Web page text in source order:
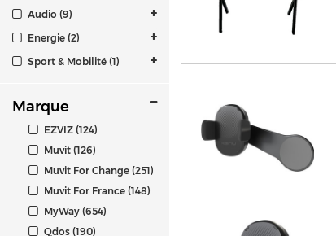
Audio (9)
Energie (2)
Sport & Mobilité (1)
Marque
EZVIZ (124)
Muvit (126)
Muvit For Change (251)
Muvit For France (148)
MyWay (654)
Qdos (190)